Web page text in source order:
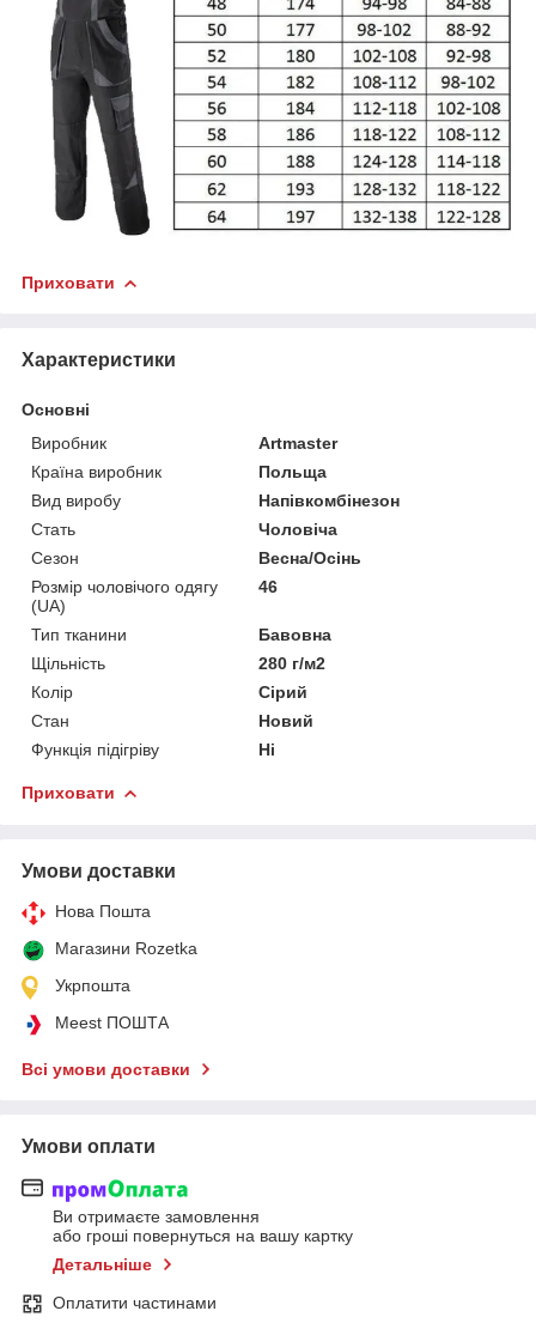
Приховати
Характеристики
Основні
Виробник
Artmaster
Країна виробник
Польща
Вид виробу
Напівкомбінезон
Стать
Чоловіча
Сезон
Весна/Осінь
Розмір чоловічого одягу
(UA)
46
Тип тканини
Бавовна
Щільність
280 г/м2
Колір
Сірий
Стан
Новий
Функція підігріву
Ні
Приховати
Умови доставки
Нова Пошта
Магазини Rozetka
Укрпошта
Meest ПОШТА
Всі умови доставки
Умови оплати
Ви отримаєте замовлення
або гроші повернуться на вашу картку
Детальніше
Оплатити частинами